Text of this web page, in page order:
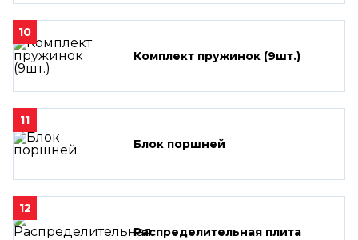
10
Комплект пружинок (9шт.)
11
Блок поршней
12
Распределительная плита